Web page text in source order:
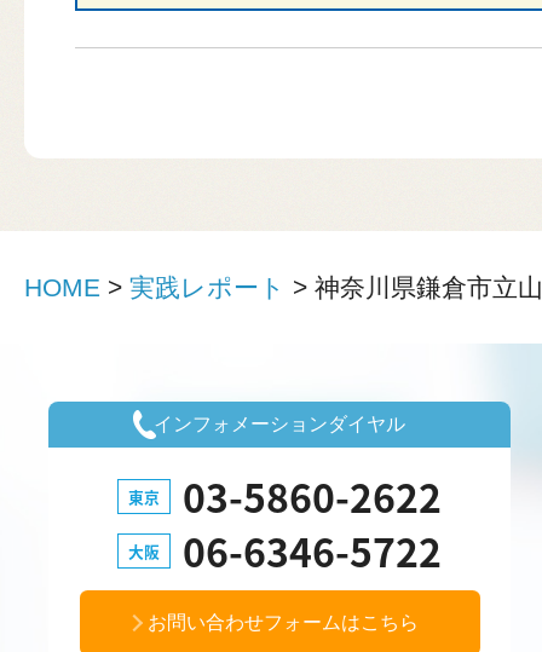
HOME > 実践レポート > 神奈川県鎌倉市立
インフォメーションダイヤル
東京 03-5860-2622
大阪 06-6346-5722
お問い合わせフォームはこちら